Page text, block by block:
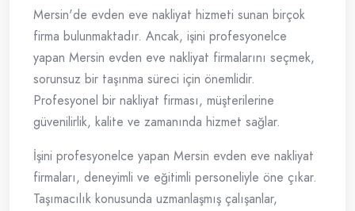
Mersin'de evden eve nakliyat hizmeti sunan birçok
firma bulunmaktadır. Ancak, işini profesyonelce
yapan Mersin evden eve nakliyat firmalarını seçmek,
sorunsuz bir taşınma süreci için önemlidir.
Profesyonel bir nakliyat firması, müşterilerine
güvenilirlik, kalite ve zamanında hizmet sağlar.
İşini profesyonelce yapan Mersin evden eve nakliyat
firmaları, deneyimli ve eğitimli personeliyle öne çıkar.
Taşımacılık konusunda uzmanlaşmış çalışanlar,